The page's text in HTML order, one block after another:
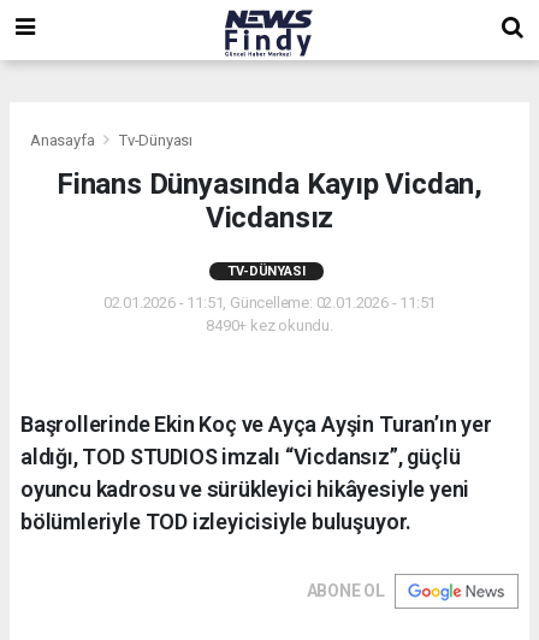
Anasayfa Tv-Dünyası
Finans Dünyasında Kayıp Vicdan,
Vicdansız
TV-DÜNYASI
02.01.2026 - 11:51, Güncelleme: 02.01.2026 - 11:51
8490+ kez okundu.
Başrollerinde Ekin Koç ve Ayça Ayşin Turan’ın yer
aldığı, TOD STUDIOS imzalı “Vicdansız”, güçlü
oyuncu kadrosu ve sürükleyici hikâyesiyle yeni
bölümleriyle TOD izleyicisiyle buluşuyor.
ABONE OL